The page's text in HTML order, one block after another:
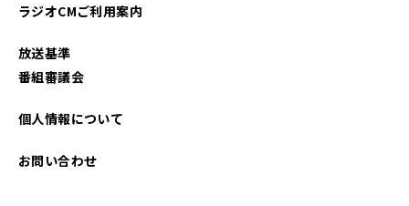
2024年10月
ラジオCMご利用案内
放送基準
番組審議会
個人情報について
お問い合わせ